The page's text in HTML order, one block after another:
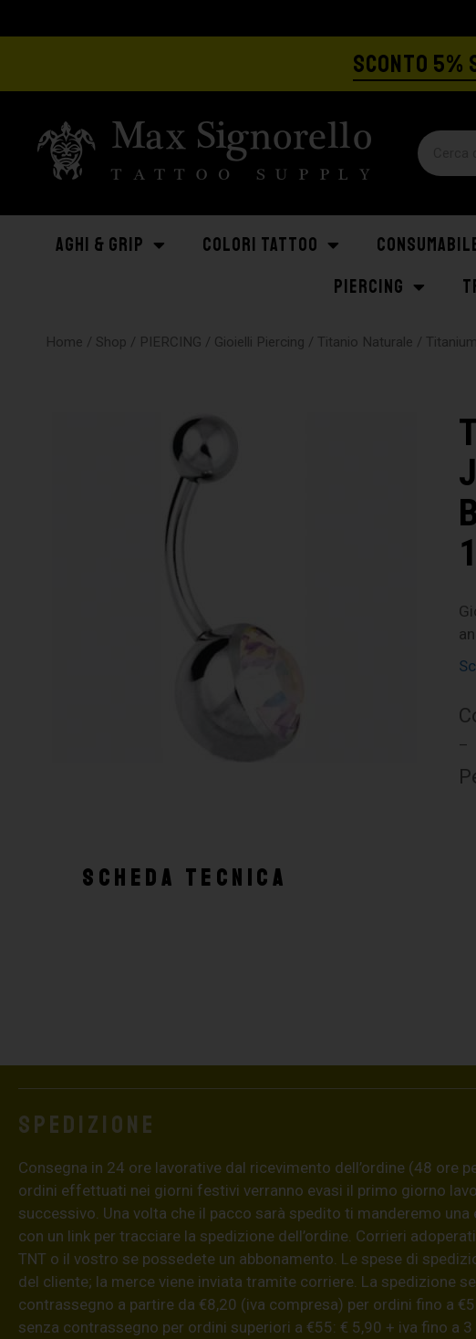
SCONTO 5%
AGHI & GRIP COLORI TATTOO
PIERCING
Home / Shop / PIERCING / Gioielli Piercing / Titanio Naturale /
–
SCHEDA TECNICA
Spedizione
Consegna in 24 ore lavorative dal ricevimento dell’ordine (48 ore
ordini effettuati nei giorni festivi verranno evasi il primo giorno
successivo. Una volta che il pacco sarà spedito ti manderemo una
con un link per tracciare la spedizione dell’ordine. Corrieri
TNT o il vostro se possedete un abbonamento. Le spese di
del cliente; la merce viene inviata tramite corriere. La spedizione
contrassegno a partire da €8,20 (iva compresa) per ordini fino a
senza contrassegno per ordini superiori a €55: € 5,90 + iva fino a 3